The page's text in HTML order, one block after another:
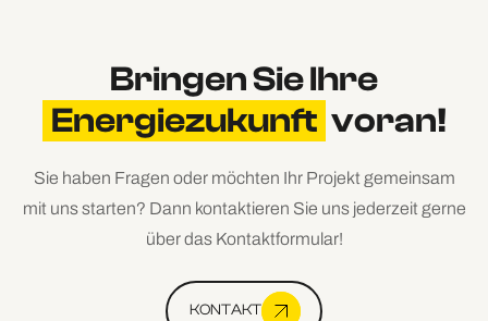
Bringen Sie Ihre
Energiezukunft voran!
Sie haben Fragen oder möchten Ihr Projekt gemeinsam
mit uns starten? Dann kontaktieren Sie uns jederzeit gerne
über das Kontaktformular!
KONTAKT